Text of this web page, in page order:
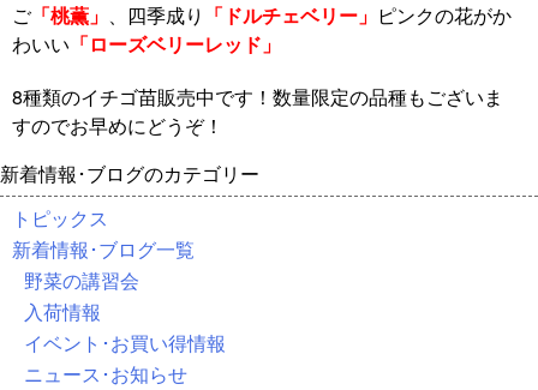
ご 「桃薫」 、四季成り 「ドルチェベリー」 ピンクの花がか
わいい 「ローズベリーレッド」
8種類のイチゴ苗販売中です！数量限定の品種もございま
すのでお早めにどうぞ！
新着情報･ブログのカテゴリー
トピックス
新着情報･ブログ一覧
野菜の講習会
入荷情報
イベント･お買い得情報
ニュース･お知らせ